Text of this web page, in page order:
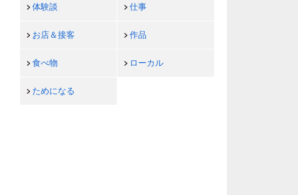
体験談 仕事
お店＆接客 作品
食べ物 ローカル
ためになる